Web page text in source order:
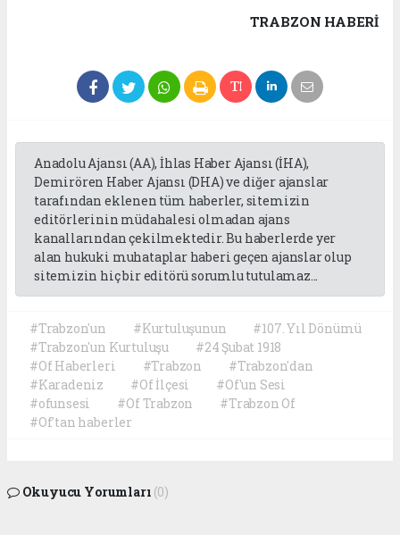
TRABZON HABERİ
Anadolu Ajansı (AA), İhlas Haber Ajansı (İHA),
Demirören Haber Ajansı (DHA) ve diğer ajanslar
tarafından eklenen tüm haberler, sitemizin
editörlerinin müdahalesi olmadan ajans
kanallarından çekilmektedir. Bu haberlerde yer
alan hukuki muhataplar haberi geçen ajanslar olup
sitemizin hiç bir editörü sorumlu tutulamaz...
#Trabzon'un #Kurtuluşunun
#107. Yıl Dönümü
#Trabzon'un Kurtuluşu
#24 Şubat 1918
#Of Haberleri
#Trabzon
#Trabzon'dan
#Karadeniz
#Of İlçesi
#Of'un Sesi
#ofunsesi
#Of Trabzon
#Trabzon Of
#Of'tan haberler
Okuyucu Yorumları (0)